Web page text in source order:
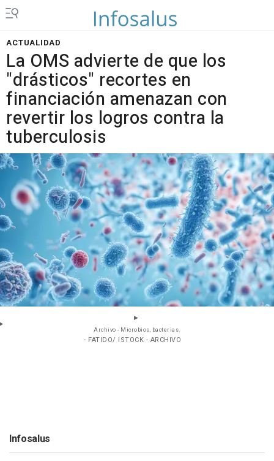
ACTUALIDAD
La OMS advierte de que los
"drásticos" recortes en
financiación amenazan con
revertir los logros contra la
tuberculosis
Archivo - Microbios, bacterias.
- FATIDO/ ISTOCK - ARCHIVO
Infosalus